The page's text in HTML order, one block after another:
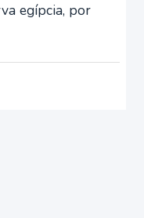
egípcia, por